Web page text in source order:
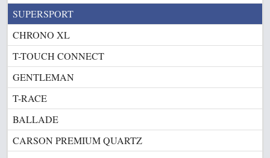
SUPERSPORT
CHRONO XL
T-TOUCH CONNECT
GENTLEMAN
T-RACE
BALLADE
CARSON PREMIUM QUARTZ